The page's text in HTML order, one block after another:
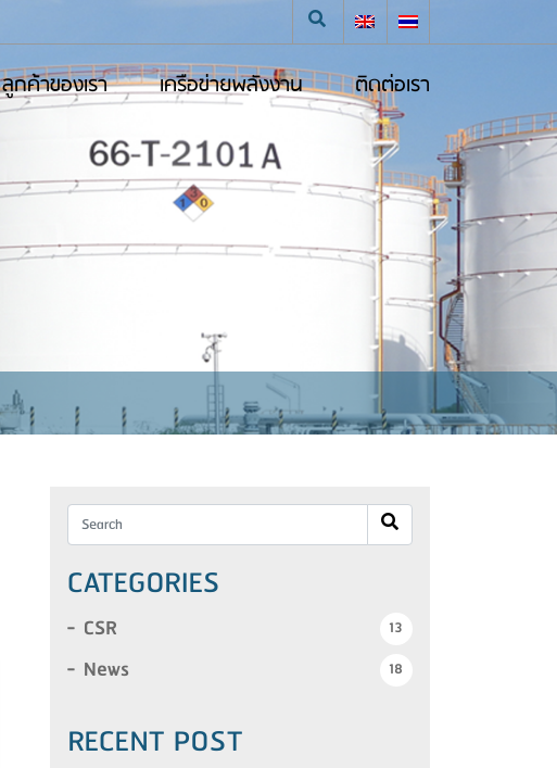
ลูกค้าของเรา เครือข่ายพลังงาน ติดต่อเรา
CATEGORIES
CSR 13
News 18
RECENT POST